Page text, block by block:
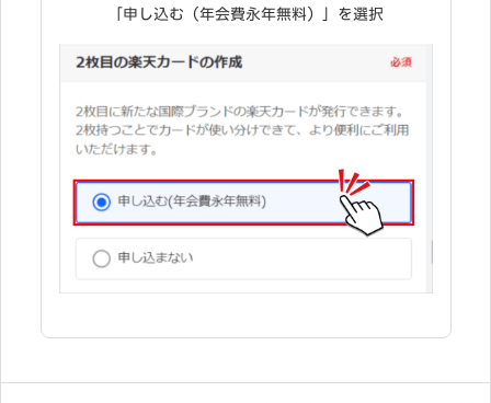
「申し込む（年会費永年無料）」を選択